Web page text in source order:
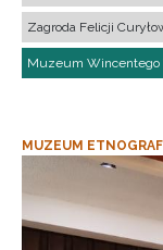
Zagroda Felicji
Muzeum Wincentego
MUZEUM